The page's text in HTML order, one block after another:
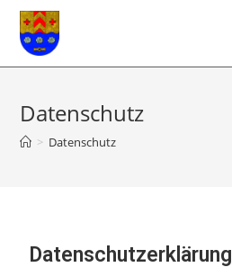
Datenschutz
> Datenschutz
Datenschutzerklärung